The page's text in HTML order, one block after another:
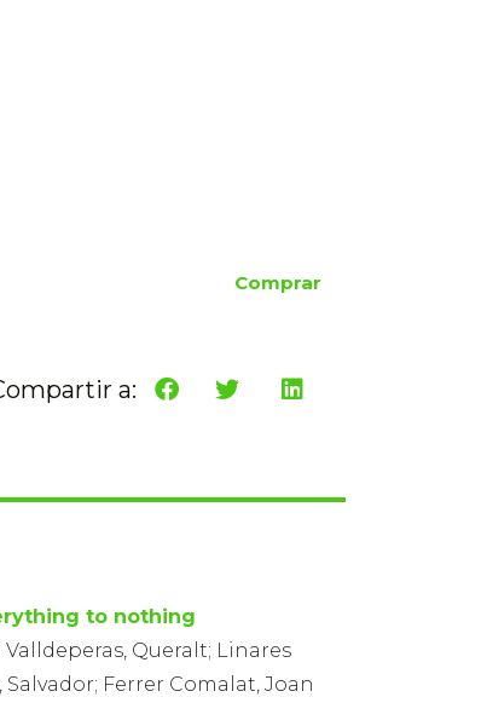
Comprar
a:
to nothing
Queralt; Linares
Salvador; Ferrer Comalat, Joan